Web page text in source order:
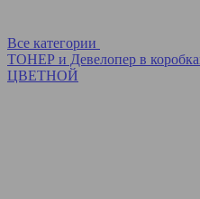
Все категории
ТОНЕР и Девелопер в
ЦВЕТНОЙ